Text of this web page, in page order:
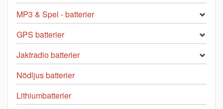
MP3 & Spel - batterier
GPS batterier
Jaktradio batterier
Nödljus batterier
Lithiumbatterier